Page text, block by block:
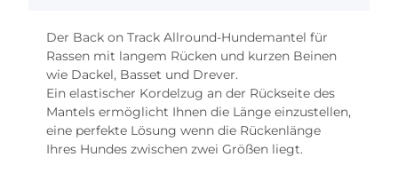
Der Back on Track Allround-Hundemantel für
Rassen mit langem Rücken und kurzen Beinen
wie Dackel, Basset und Drever.
Ein elastischer Kordelzug an der Rückseite des
Mantels ermöglicht Ihnen die Länge einzustellen,
eine perfekte Lösung wenn die Rückenlänge
Ihres Hundes zwischen zwei Größen liegt.